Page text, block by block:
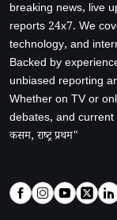
breaking news, live
reports 24x7. We
technology, and
Backed by
unbiased reporting
Whether on TV or
debates, and current
कसम, राष्ट्र प्रथम"